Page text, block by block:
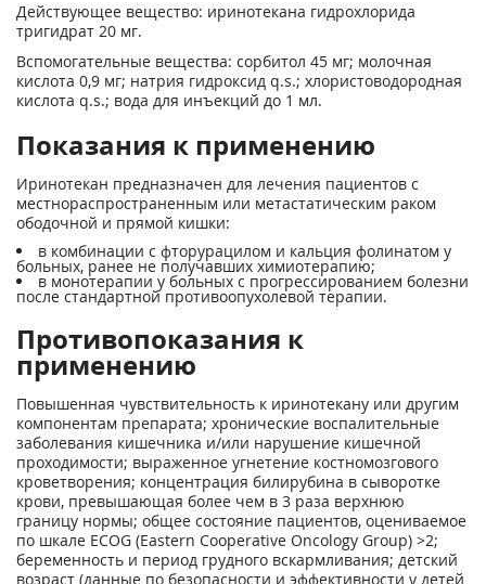
Действующее вещество: иринотекана гидрохлорида
тригидрат 20 мг.
Вспомогательные вещества: сорбитол 45 мг; молочная
кислота 0,9 мг; натрия гидроксид q.s.; хлористоводородная
кислота q.s.; вода для инъекций до 1 мл.
Показания к применению
Иринотекан предназначен для лечения пациентов с
местнораспространенным или метастатическим раком
ободочной и прямой кишки:
в комбинации с фторурацилом и кальция фолинатом у
больных, ранее не получавших химиотерапию;
в монотерапии у больных с прогрессированием болезни
после стандартной противоопухолевой терапии.
Противопоказания к
применению
Повышенная чувствительность к иринотекану или другим
компонентам препарата; хронические воспалительные
заболевания кишечника и/или нарушение кишечной
проходимости; выраженное угнетение костномозгового
кроветворения; концентрация билирубина в сыворотке
крови, превышающая более чем в 3 раза верхнюю
границу нормы; общее состояние пациентов, оцениваемое
по шкале ECOG (Eastern Cooperative Oncology Group) >2;
беременность и период грудного вскармливания; детский
возраст (данные по безопасности и эффективности у детей